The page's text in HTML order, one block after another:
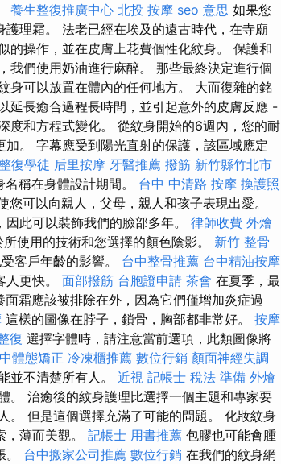
養生整復推廣中心 北投 按摩 seo 意思 如果您
理霜。 法老已經在埃及的遠古時代，在寺廟
的操作，並在皮膚上花費個性化紋身。 保護和
我們使用奶油進行麻醉。 那些最終決定進行個
身可以放置在體內的任何地方。 大而復雜的銘
延長癒合過程長時間，並引起意外的皮膚反應 -
度和方程式變化。 從紋身開始的6週內，您的耐
。 字幕應受到陽光直射的保護，該區域應定
復學徒 后里按摩 牙醫推薦 撥筋 新竹縣竹北市
稱在身體設計期間。 台中 中清路 按摩 換護照
您可以向親人，父母，親人和孩子表現出愛。
此可以裝飾我們的臉部多年。 律師收費 外燴
使用的技術和您選擇的顏色陰影。 新竹 整骨
客戶年齡的影響。 台中整骨推薦 台中精油按摩
更快。 面部撥筋 台胞證申請 茶會 在夏季，最
面霜應該被排除在外，因為它們僅增加炎症過
這樣的圖像在脖子，鎖骨，胸部都非常好。 按摩
復 選擇字體時，請注意當前選項，此類圖像將
體態矯正 冷凍櫃推薦 數位行銷 顏面神經失調
並不清楚所有人。 近視 記帳士 稅法 準備 外燴
。 治癒後的紋身護理比選擇一個主題和專家要
。 但是這個選擇充滿了可能的問題。 化妝紋身
薄而美觀。 記帳士 用書推薦 包膠也可能會腫
台中搬家公司推薦 數位行銷 在我們的紋身網